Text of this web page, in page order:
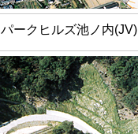
パークヒルズ池ノ内(JV)